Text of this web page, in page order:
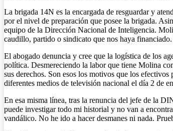
La brigada 14N es la encargada de resguardar y
por el nivel de preparación que posee la brigada.
equipo de la Dirección Nacional de Inteligencia.
caudillo, partido o sindicato que nos haya
El abogado denuncia y cree que la logística de los
política. Desmereciendo la labor que tiene Molina
sus derechos. Son esos los motivos que los
diferentes medios de televisión nacional el día 2 de
En esa misma línea, tras la renuncia del jefe de la
puede investigar todo mi historial y no van a
vandálico. No he ido a hacer desmanes ni nada.